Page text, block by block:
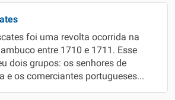
foi uma revolta ocorrida na
entre 1710 e 1711. Esse
dois grupos: os senhores de
e os comerciantes portugueses...